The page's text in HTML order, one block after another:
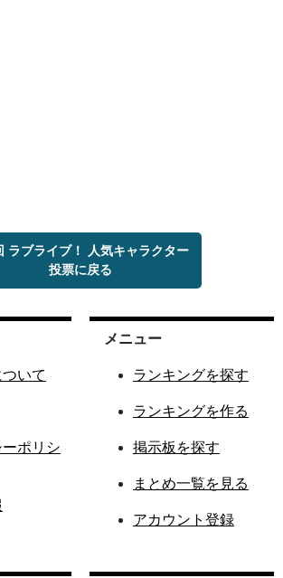
ラブライブ！ 人気キャラクター
投票に戻る
いて
ポリシ
メニュー
ランキングを探す
ランキングを作る
掲示板を探す
まとめ一覧を見る
アカウント登録